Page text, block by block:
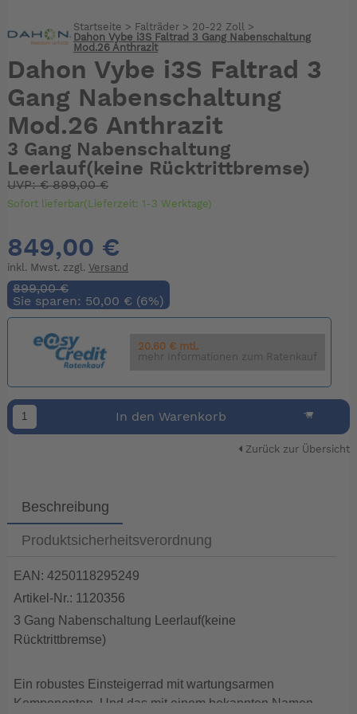
Startseite > Falträder > 20-22 Zoll >
Dahon Vybe i3S Faltrad 3 Gang Nabenschaltung
Mod.26 Anthrazit
Dahon Vybe i3S Faltrad 3
Gang Nabenschaltung
Mod.26 Anthrazit
3 Gang Nabenschaltung
Leerlauf(keine Rücktrittbremse)
UVP:€899,00 €
Sofort lieferbar(Lieferzeit: 1-3 Werktage)
849,00 €
inkl. Mwst. zzgl. Versand
899,00 €
Sie sparen: 50,00 € (6%)
20.60 € mtl.
mehr Informationen zum Ratenkauf
In den Warenkorb
Zurück zur Übersicht
Beschreibung
Produktsicherheitsverordnung
EAN: 4250118295249
Artikel-Nr.: 1120356
3 Gang Nabenschaltung Leerlauf(keine
Rücktrittbremse)
Ein robustes Einsteigerrad mit wartungsarmen
Komponenten. Und das mit einem bekannten Namen.